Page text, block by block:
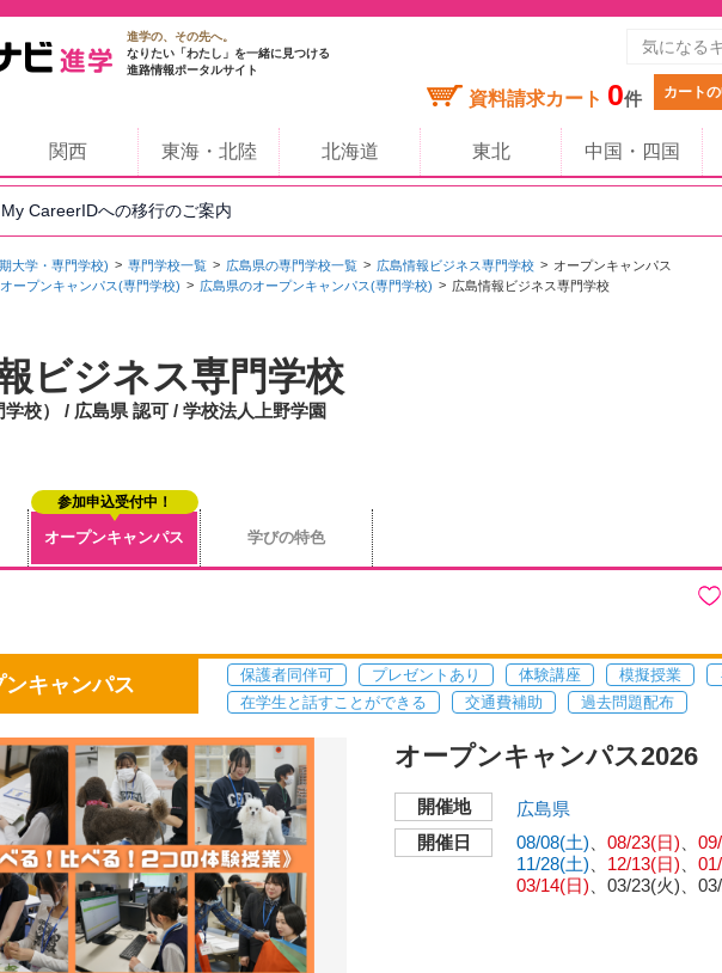
進学の、その先へ。
なりたい「わたし」を一緒に見つける
進路情報ポータルサイト
資料請求カート 0件 カート
関西 東海・北陸 北海道 東北 中国・四国
My CareerIDへの移行のご案内
大学・専門学校) 専門学校一覧 広島県の専門学校一覧 広島情報ビジネス専門学校
オープンキャンパス
オープンキャンパス(専門学校) 広島県のオープンキャンパス(専門学校) 広島情報ビジネス専門学校
ビジネス専門学校
校） / 広島県 認可 / 学校法人上野学園
オープンキャンパス
参加申込受付中！
学びの特色
ンキャンパス 保護者同伴可 プレゼントあり 体験講座 模擬授業
在学生と話すことができる
交通費補助 過去問題配布
オープンキャンパス2026
開催地
広島県
開催日
08/08(土) 08/23(日)
11/28(土)
12/13(日)
03/14(日)
03/23(火)